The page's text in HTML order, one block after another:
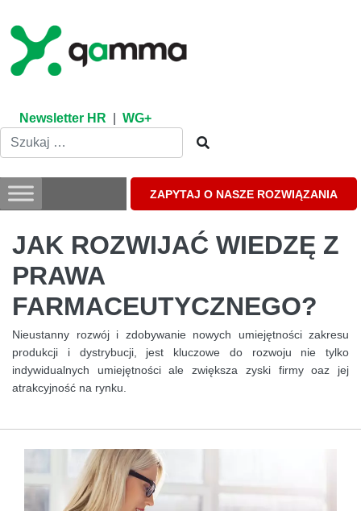
content
Newsletter HR WG+
ZAPYTAJ O NASZE ROZWIĄZANIA
JAK ROZWIJAĆ WIEDZĘ Z
PRAWA
FARMACEUTYCZNEGO?
Nieustanny rozwój i zdobywanie nowych umiejętności zakresu
produkcji i dystrybucji, jest kluczowe do rozwoju nie tylko
indywidualnych umiejętności ale zwiększa zyski firmy oaz jej
atrakcyjność na rynku.